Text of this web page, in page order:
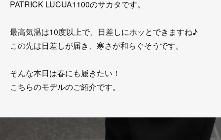
PATRICK LUCUA1100のサカタです。
最高気温は10度以上で、日差しにホッとできますね♪
この先は日差しが届き、寒さが和らぐそうです。
そんな本日は春にも履きたい！
こちらのモデルのご紹介です。